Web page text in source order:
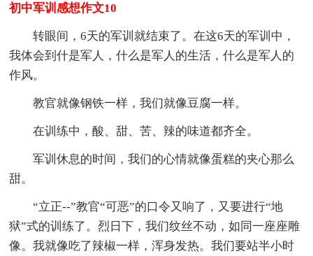
初中军训感想作文10
转眼间，6天的军训就结束了。在这6天的军训中，
我体会到什是军人，什么是军人的生活，什么是军人的
作风。
教官就像钢铁一样，我们就像豆腐一样。
在训练中，酸、甜、苦、辣的味道都齐全。
军训休息的时间，我们的心情就像蛋糕的夹心那么
甜。
“立正--”教官“可恶”的口令又响了，又要进行“地
狱”式的训练了。烈日下，我们纹丝不动，如同一座座雕
像。我就像吃了辣椒一样，浑身发热。我们要站半小时